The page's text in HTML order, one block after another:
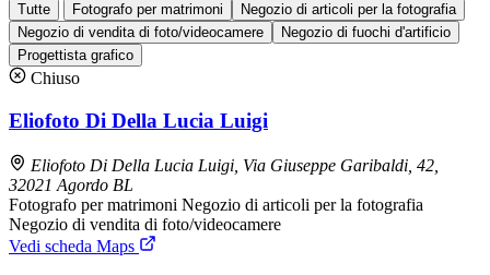
Tutte Fotografo per matrimoni
Negozio di articoli per la fotografia
Negozio di vendita di foto/videocamere
Negozio di fuochi d'artificio
Progettista grafico
Chiuso
Eliofoto Di Della Lucia Luigi
Eliofoto Di Della Lucia Luigi, Via Giuseppe Garibaldi, 42,
32021 Agordo BL
Fotografo per matrimoni Negozio di articoli per la fotografia
Negozio di vendita di foto/videocamere
Vedi scheda Maps